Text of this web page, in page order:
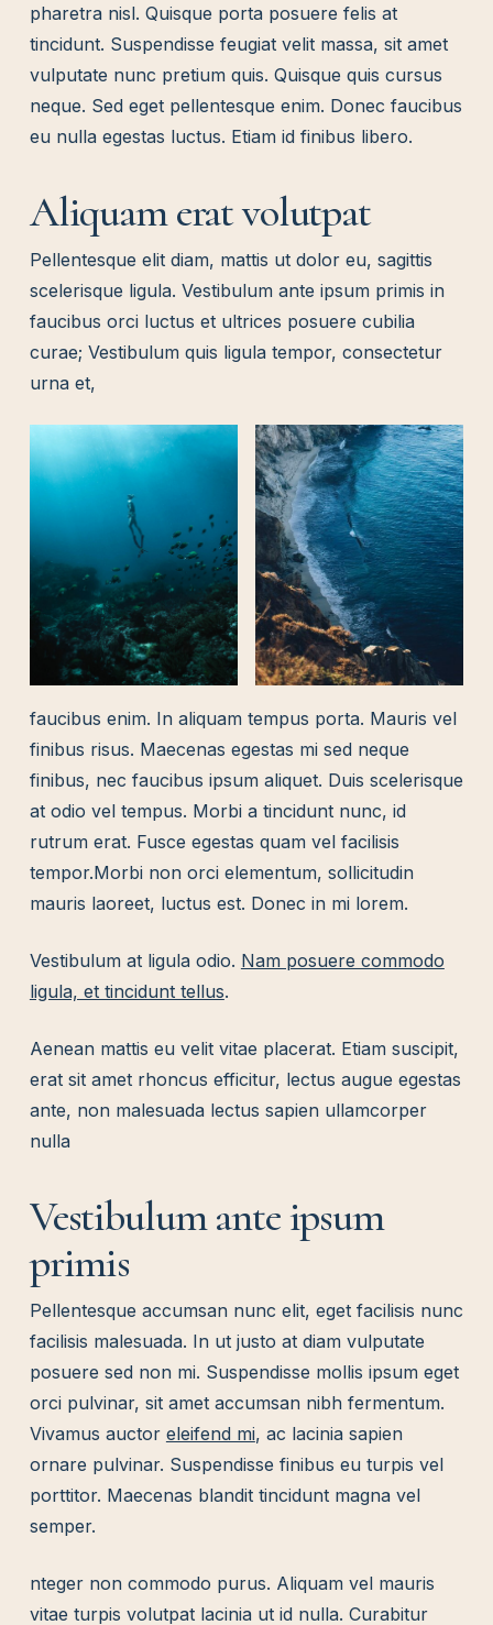
pharetra nisl. Quisque porta posuere felis at
tincidunt. Suspendisse feugiat velit massa, sit amet
vulputate nunc pretium quis. Quisque quis cursus
neque. Sed eget pellentesque enim. Donec faucibus
eu nulla egestas luctus. Etiam id finibus libero.
Aliquam erat volutpat
Pellentesque elit diam, mattis ut dolor eu, sagittis
scelerisque ligula. Vestibulum ante ipsum primis in
faucibus orci luctus et ultrices posuere cubilia
curae; Vestibulum quis ligula tempor, consectetur
urna et,
faucibus enim. In aliquam tempus porta. Mauris vel
finibus risus. Maecenas egestas mi sed neque
finibus, nec faucibus ipsum aliquet. Duis scelerisque
at odio vel tempus. Morbi a tincidunt nunc, id
rutrum erat. Fusce egestas quam vel facilisis
tempor.Morbi non orci elementum, sollicitudin
mauris laoreet, luctus est. Donec in mi lorem.
Vestibulum at ligula odio. Nam posuere commodo
ligula, et tincidunt tellus.
Aenean mattis eu velit vitae placerat. Etiam suscipit,
erat sit amet rhoncus efficitur, lectus augue egestas
ante, non malesuada lectus sapien ullamcorper
nulla
Vestibulum ante ipsum
primis
Pellentesque accumsan nunc elit, eget facilisis nunc
facilisis malesuada. In ut justo at diam vulputate
posuere sed non mi. Suspendisse mollis ipsum eget
orci pulvinar, sit amet accumsan nibh fermentum.
Vivamus auctor eleifend mi, ac lacinia sapien
ornare pulvinar. Suspendisse finibus eu turpis vel
porttitor. Maecenas blandit tincidunt magna vel
semper.
nteger non commodo purus. Aliquam vel mauris
vitae turpis volutpat lacinia ut id nulla. Curabitur